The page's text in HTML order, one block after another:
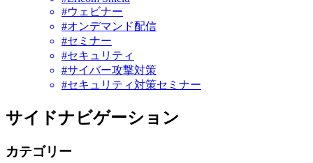
#ウェビナー
#オンデマンド配信
#セミナー
#セキュリティ
#サイバー攻撃対策
#セキュリティ対策セミナー
サイドナビゲーション
カテゴリー